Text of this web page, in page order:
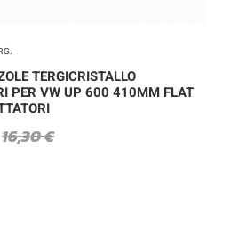
TERGICRISTALLO
PER VW UP 600 410MM FLAT
16,30€